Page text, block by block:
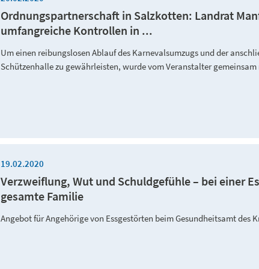
Ordnungspartnerschaft in Salzkotten: Landrat
umfangreiche Kontrollen in ...
Um einen reibungslosen Ablauf des Karnevalsumzugs und der
Schützenhalle zu gewährleisten, wurde vom Veranstalter
19.02.2020
Verzweiflung, Wut und Schuldgefühle – bei einer
gesamte Familie
Angebot für Angehörige von Essgestörten beim Gesundheitsamt des